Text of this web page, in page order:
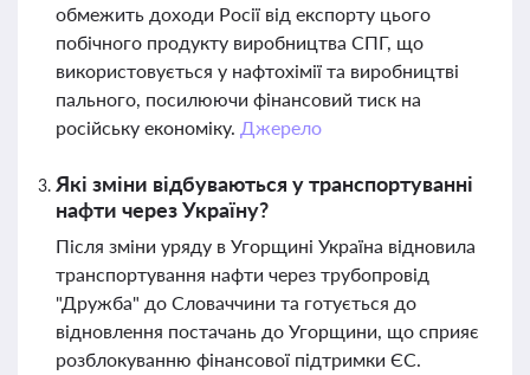
обмежить доходи Росії від експорту цього
побічного продукту виробництва СПГ, що
використовується у нафтохімії та виробництві
пального, посилюючи фінансовий тиск на
російську економіку. Джерело
Які зміни відбуваються у транспортуванні
нафти через Україну?
Після зміни уряду в Угорщині Україна відновила
транспортування нафти через трубопровід
"Дружба" до Словаччини та готується до
відновлення постачань до Угорщини, що сприяє
розблокуванню фінансової підтримки ЄС.